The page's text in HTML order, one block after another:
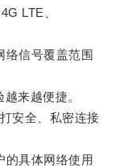
LTE、
信号覆盖范围
来越便捷。
安全、私密连接
具体网络使用